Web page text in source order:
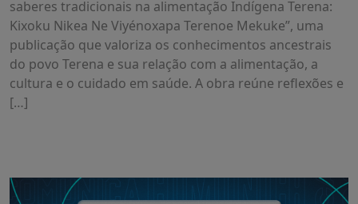
saberes tradicionais na alimentação Indígena Terena:
Kixoku Nikea Ne Viyénoxapa Terenoe Mekuke”, uma
publicação que valoriza os conhecimentos ancestrais
do povo Terena e sua relação com a alimentação, a
cultura e o cuidado em saúde. A obra reúne reflexões e
[…]